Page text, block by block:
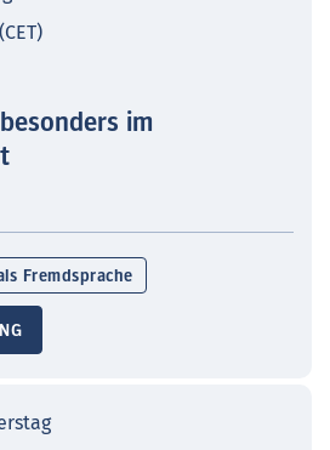
im
Fremdsprache